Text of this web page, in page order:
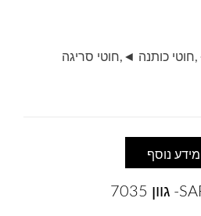
,חוטי כותנה ◄ ,חוטי סריגה
מידע נוסף